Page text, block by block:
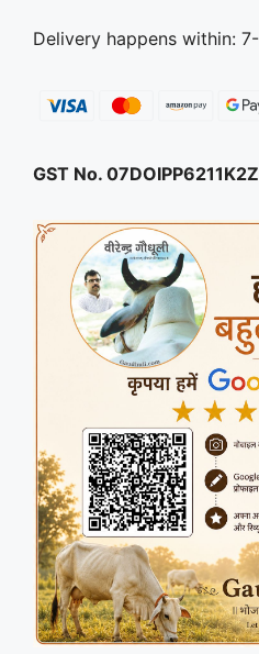
Delivery happens within:
GST No.